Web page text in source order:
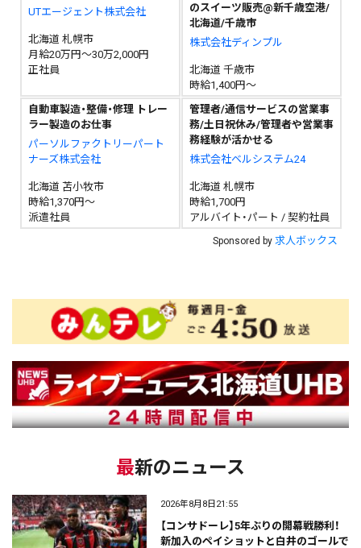
UTエージェント株式会社
北海道 札幌市
月給20万円～30万2,000円
正社員
のスイーツ販売@新千歳空港/
北海道/千歳市
株式会社ディンプル
北海道 千歳市
時給1,400円～
自動車製造・整備・修理 トレー
ラー製造のお仕事
パーソルファクトリーパート
ナーズ株式会社
北海道 苫小牧市
時給1,370円～
派遣社員
管理者/通信サービスの営業事
務/土日祝休み/管理者や営業事
務経験が活かせる
株式会社ベルシステム24
北海道 札幌市
時給1,700円
アルバイト・パート / 契約社員
Sponsored by 求人ボックス
最新のニュース
2026年8月8日21:55
【コンサドーレ】5年ぶりの開幕戦勝利！
新加入のペイショットと白井のゴールで